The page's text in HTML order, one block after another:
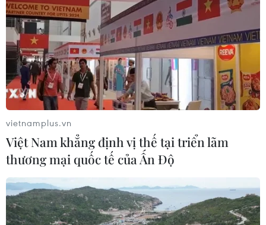
vietnamplus.vn
Việt Nam khẳng định vị thế tại triển lãm
thương mại quốc tế của Ấn Độ